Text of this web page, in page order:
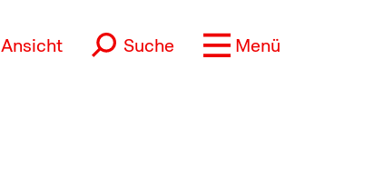
Ansicht Suche Menü